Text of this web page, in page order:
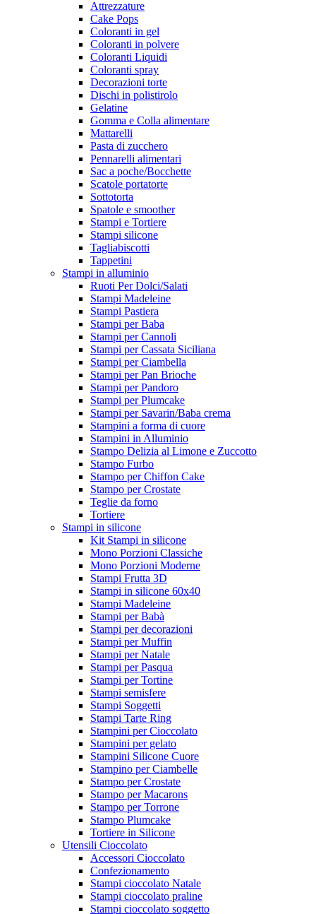
Attrezzature
Cake Pops
Coloranti in gel
Coloranti in polvere
Coloranti Liquidi
Coloranti spray
Decorazioni torte
Dischi in polistirolo
Gelatine
Gomma e Colla alimentare
Mattarelli
Pasta di zucchero
Pennarelli alimentari
Sac a poche/Bocchette
Scatole portatorte
Sottotorta
Spatole e smoother
Stampi e Tortiere
Stampi silicone
Tagliabiscotti
Tappetini
Stampi in alluminio
Ruoti Per Dolci/Salati
Stampi Madeleine
Stampi Pastiera
Stampi per Baba
Stampi per Cannoli
Stampi per Cassata Siciliana
Stampi per Ciambella
Stampi per Pan Brioche
Stampi per Pandoro
Stampi per Plumcake
Stampi per Savarin/Baba crema
Stampini a forma di cuore
Stampini in Alluminio
Stampo Delizia al Limone e Zuccotto
Stampo Furbo
Stampo per Chiffon Cake
Stampo per Crostate
Teglie da forno
Tortiere
Stampi in silicone
Kit Stampi in silicone
Mono Porzioni Classiche
Mono Porzioni Moderne
Stampi Frutta 3D
Stampi in silicone 60x40
Stampi Madeleine
Stampi per Babà
Stampi per decorazioni
Stampi per Muffin
Stampi per Natale
Stampi per Pasqua
Stampi per Tortine
Stampi semisfere
Stampi Soggetti
Stampi Tarte Ring
Stampini per Cioccolato
Stampini per gelato
Stampini Silicone Cuore
Stampino per Ciambelle
Stampo per Crostate
Stampo per Macarons
Stampo per Torrone
Stampo Plumcake
Tortiere in Silicone
Utensili Cioccolato
Accessori Cioccolato
Confezionamento
Stampi cioccolato Natale
Stampi cioccolato praline
Stampi cioccolato soggetto